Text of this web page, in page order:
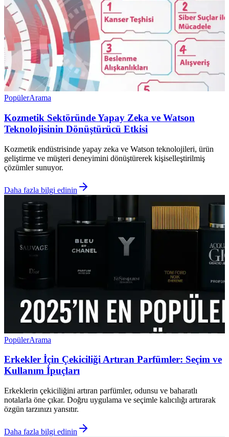
PopülerArama
Kozmetik Sektöründe Yapay Zeka ve Watson
Teknolojisinin Dönüştürücü Etkisi
Kozmetik endüstrisinde yapay zeka ve Watson teknolojileri, ürün
geliştirme ve müşteri deneyimini dönüştürerek kişiselleştirilmiş
çözümler sunuyor.
Daha fazla bilgi edinin
PopülerArama
Erkekler İçin Çekiciliği Artıran Parfümler: Seçim ve
Kullanım İpuçları
Erkeklerin çekiciliğini artıran parfümler, odunsu ve baharatlı
notalarla öne çıkar. Doğru uygulama ve seçimle kalıcılığı artırarak
özgün tarzınızı yansıtır.
Daha fazla bilgi edinin